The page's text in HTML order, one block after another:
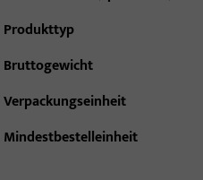
Produkttyp
Bruttogewicht
Verpackungseinheit
Mindestbestelleinheit